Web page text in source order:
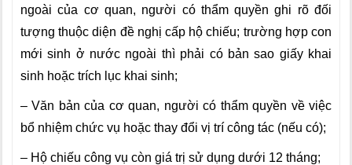
ngoài của cơ quan, người có thẩmquyềnghi rõ đối
tượng thuộc diện đề nghị cấp hộ chiếu; trường hợp con
mới sinh ở nước ngoài thì phải có bản sao giấy khai
sinh hoặc trích lục khai sinh;
– Văn bản của cơ quan, người có thẩm quyền về việc
bổ nhiệm chức vụ hoặc thay đổi vị trí công tác (nếu có);
– Hộ chiếu công vụ còn giá trị sử dụng dưới 12 tháng;